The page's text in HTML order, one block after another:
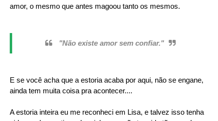
amor, o mesmo que antes magoou tanto os mesmos.
"Não existe amor sem confiar."
E se você acha que a estoria acaba por aqui, não se engane,
ainda tem muita coisa pra acontecer....
A estoria inteira eu me reconheci em Lisa, e talvez isso tenha